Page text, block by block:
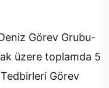
Görev Grubu-
üzere toplamda 5
Görev